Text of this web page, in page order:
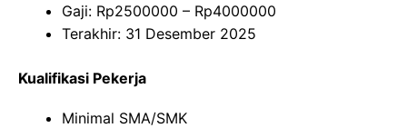
Gaji: Rp2500000 – Rp4000000
Terakhir: 31 Desember 2025
Kualifikasi Pekerja
Minimal SMA/SMK